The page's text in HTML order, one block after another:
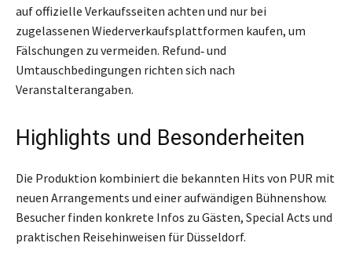
auf offizielle Verkaufsseiten achten und nur bei
zugelassenen Wiederverkaufsplattformen kaufen, um
Fälschungen zu vermeiden. Refund‑ und
Umtauschbedingungen richten sich nach
Veranstalterangaben.
Highlights und Besonderheiten
Die Produktion kombiniert die bekannten Hits von PUR mit
neuen Arrangements und einer aufwändigen Bühnenshow.
Besucher finden konkrete Infos zu Gästen, Special Acts und
praktischen Reisehinweisen für Düsseldorf.